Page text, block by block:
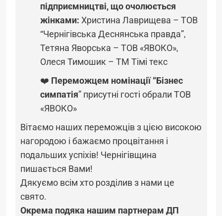
підприємництві, що очолюється
жінками: Христина Лаврищева – ТОВ
“Чернігівська Деснянська правда”,
Тетяна Яворська – ТОВ «ЯВОКО»,
Олеся Тимошик – ТМ Тімі текс
❤️ Переможцем номінації “Бізнес
симпатія” присутні гості обрали ТОВ
«ЯВОКО»
Вітаємо наших переможців з цією високою
нагородою і бажаємо процвітання і
подальших успіхів! Чернігівщина
пишається Вами!
Дякуємо всім хто розділив з нами це
свято.
Окрема подяка нашим партнерам ДП